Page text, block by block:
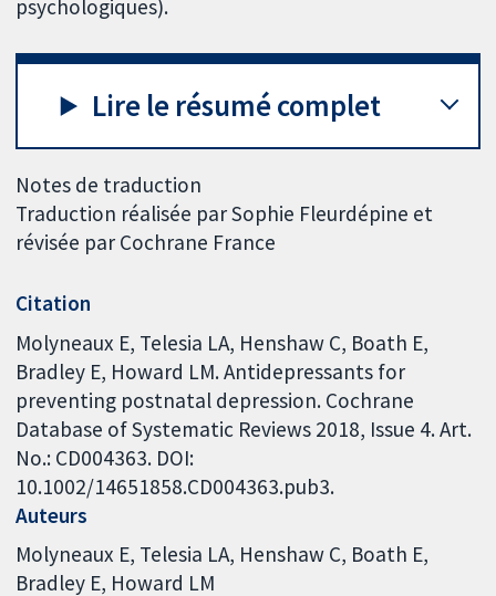
psychologiques).
Lire le résumé complet
Notes de traduction
Traduction réalisée par Sophie Fleurdépine et
révisée par Cochrane France
Citation
Molyneaux E, Telesia LA, Henshaw C, Boath E,
Bradley E, Howard LM. Antidepressants for
preventing postnatal depression. Cochrane
Database of Systematic Reviews 2018, Issue 4. Art.
No.: CD004363. DOI:
10.1002/14651858.CD004363.pub3.
Auteurs
Molyneaux E Telesia LA Henshaw C Boath E
Bradley E Howard LM